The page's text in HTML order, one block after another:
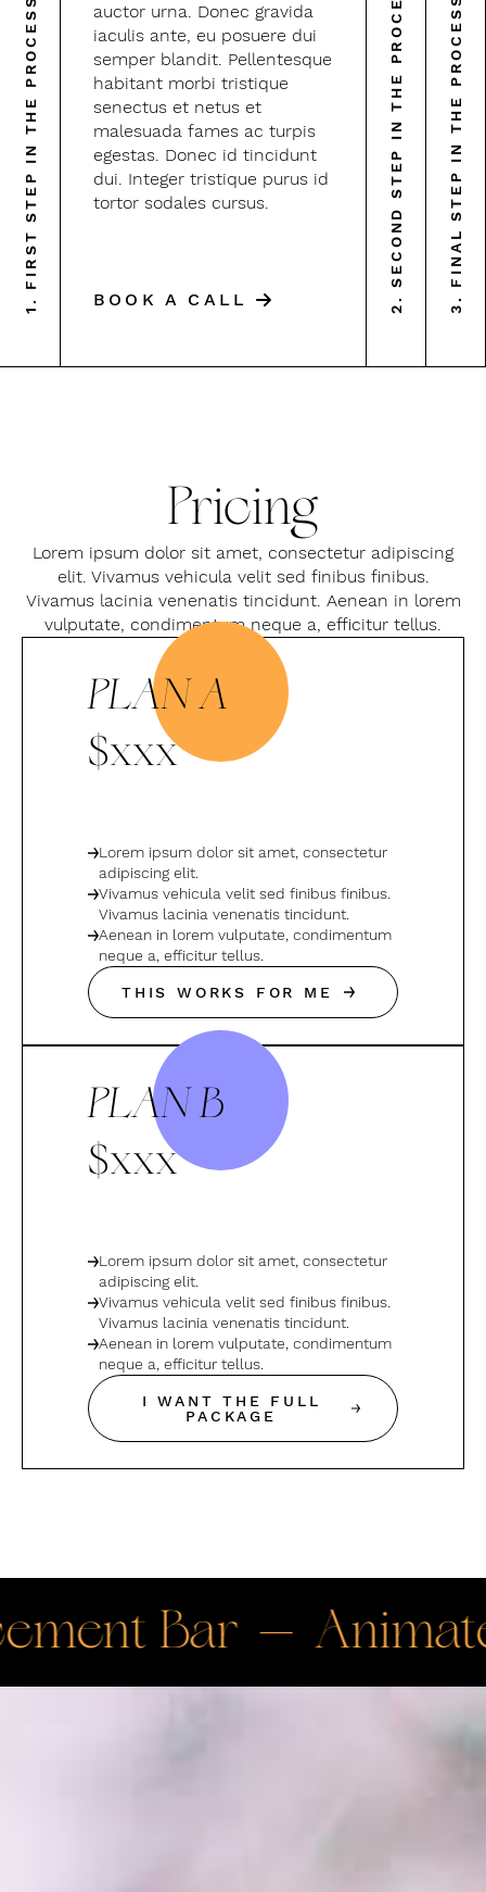
1. FIRST STEP IN THE PROCESS
auctor urna. Donec gravida
iaculis ante, eu posuere dui
semper blandit. Pellentesque
habitant morbi tristique
senectus et netus et
malesuada fames ac turpis
egestas. Donec id tincidunt
dui. Integer tristique purus id
tortor sodales cursus.
BOOK A CALL 2. SECOND STEP IN THE PROCESS3. FINAL STEP IN THE PROCESS
Pricing
Lorem ipsum dolor sit amet, consectetur adipiscing
elit. Vivamus vehicula velit sed finibus finibus.
Vivamus lacinia venenatis tincidunt. Aenean in lorem
vulputate, condimentum neque a, efficitur tellus.
PLAN A
$xxx
Lorem ipsum dolor sit amet, consectetur
adipiscing elit.
Vivamus vehicula velit sed finibus finibus.
Vivamus lacinia venenatis tincidunt.
Aenean in lorem vulputate, condimentum
neque a, efficitur tellus.
THIS WORKS FOR ME
PLAN B
$xxx
Lorem ipsum dolor sit amet, consectetur
adipiscing elit.
Vivamus vehicula velit sed finibus finibus.
Vivamus lacinia venenatis tincidunt.
Aenean in lorem vulputate, condimentum
neque a, efficitur tellus.
I WANT THE FULL
PACKAGE
Animated